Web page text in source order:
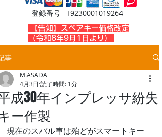
登録番号 T9230001019264
​【告知】スペアキー価格改定
（令和8年9月1日より）
事
成30年インプレッサ紛失
ー作製
M.ASADA
4月3日 読了時間: 1分
現在のスバル車は殆どがスマートキー